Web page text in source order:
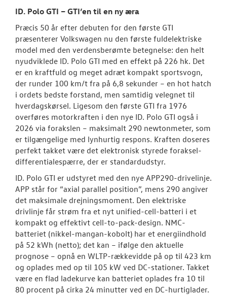
ID. Polo GTI – GTI’en til en ny æra
Præcis 50 år efter debuten for den første GTI
præsenterer Volkswagen nu den første fuldelektriske
model med den verdensberømte betegnelse: den helt
nyudviklede ID. Polo GTI med en effekt på 226 hk. Det
er en kraftfuld og meget adræt kompakt sportsvogn,
der runder 100 km/t fra på 6,8 sekunder – en hot hatch
i ordets bedste forstand, men samtidig velegnet til
hverdagskørsel. Ligesom den første GTI fra 1976
overføres motorkraften i den nye ID. Polo GTI også i
2026 via forakslen – maksimalt 290 newtonmeter, som
er tilgængelige med lynhurtig respons. Kraften doseres
perfekt takket være det elektronisk styrede foraksel-
differentialespærre, der er standardudstyr.
ID. Polo GTI er udstyret med den nye APP290-drivelinje.
APP står for “axial parallel position”, mens 290 angiver
det maksimale drejningsmoment. Den elektriske
drivlinje får strøm fra et nyt unified-cell-batteri i et
kompakt og effektivt cell-to-pack-design. NMC-
batteriet (nikkel-mangan-kobolt) har et energiindhold
på 52 kWh (netto); det kan – ifølge den aktuelle
prognose – opnå en WLTP-rækkevidde på op til 423 km
og oplades med op til 105 kW ved DC-stationer. Takket
være en flad ladekurve kan batteriet oplades fra 10 til
80 procent på cirka 24 minutter ved en DC-hurtiglader.